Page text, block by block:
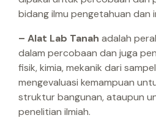
bidang ilmu pengetahuan dan
– Alat Lab Tanah adalah
dalam percobaan dan juga
fisik, kimia, mekanik dari
mengevaluasi kemampuan
struktur bangunan, ataupun
penelitian ilmiah.